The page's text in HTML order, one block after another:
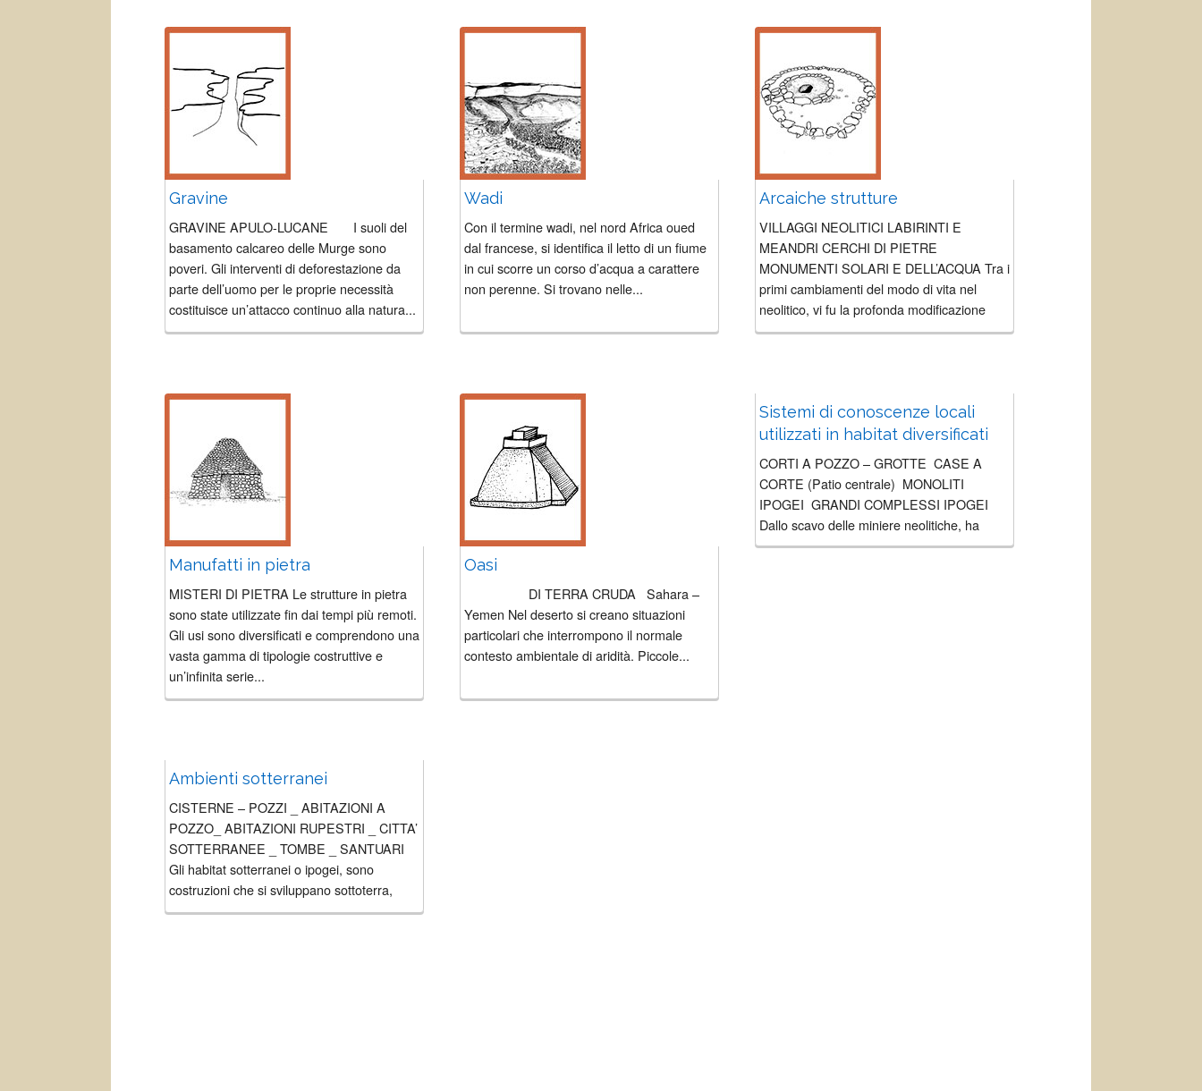
Gravine
GRAVINE APULO-LUCANE I suoli del
basamento calcareo delle Murge sono
poveri. Gli interventi di deforestazione da
parte dell’uomo per le proprie necessità
costituisce un’attacco continuo alla natura...
Wadi
Con il termine wadi, nel nord Africa oued
dal francese, si identifica il letto di un fiume
in cui scorre un corso d’acqua a carattere
non perenne. Si trovano nelle...
Arcaiche strutture
VILLAGGI NEOLITICI LABIRINTI E
MEANDRI CERCHI DI PIETRE
MONUMENTI SOLARI E DELL’ACQUA Tra i
primi cambiamenti del modo di vita nel
neolitico, vi fu la profonda modificazione
dell’alimentazione umana. Dalla...
Manufatti in pietra
MISTERI DI PIETRA Le strutture in pietra
sono state utilizzate fin dai tempi più remoti.
Gli usi sono diversificati e comprendono una
vasta gamma di tipologie costruttive e
un’infinita serie...
Oasi
DI TERRA CRUDA Sahara –
Yemen Nel deserto si creano situazioni
particolari che interrompono il normale
contesto ambientale di aridità. Piccole...
Sistemi di conoscenze locali
utilizzati in habitat diversificati
CORTI A POZZO – GROTTE CASE A
CORTE (Patio centrale) MONOLITI
IPOGEI GRANDI COMPLESSI IPOGEI
Dallo scavo delle miniere neolitiche, ha
origine il tipo abitativo della corte a pozzo
Ambienti sotterranei
CISTERNE – POZZI _ ABITAZIONI A
POZZO_ ABITAZIONI RUPESTRI _ CITTA’
SOTTERRANEE _ TOMBE _ SANTUARI
Gli habitat sotterranei o ipogei, sono
costruzioni che si sviluppano sottoterra,
cavità realizzate dall’uomo...